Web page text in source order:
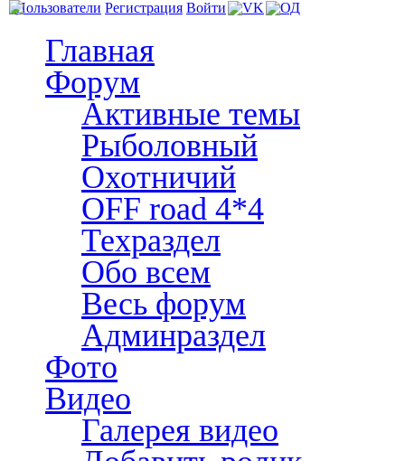
Пользователи Регистрация Войти
Главная
Форум
Активные темы
Рыболовный
Охотничий
OFF road 4*4
Техраздел
Обо всем
Весь форум
Админраздел
Фото
Видео
Галерея видео